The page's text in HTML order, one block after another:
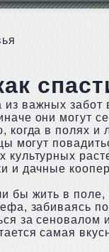
из важных забот
они могут
когда в полях
могут
и дачные
бы жить в
забиваясь
за
самая